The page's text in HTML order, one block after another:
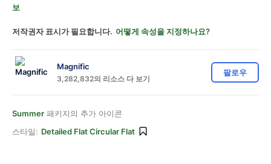
보
저작권자 표시가 필요합니다. 어떻게 속성을 지정하나요?
Magnific
3,282,832의 리소스 다 보기
팔로우
Summer 패키지의 추가 아이콘
스타일: Detailed Flat Circular Flat